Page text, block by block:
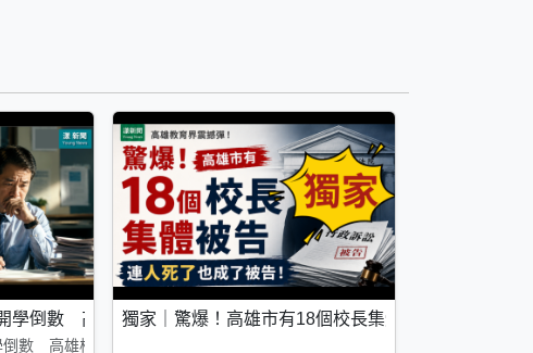
職李雅文槓上教產公開宣戰
雅文紅眼哽咽：我們不出來，誰出來？
學倒數 高雄校園八招仍嘆「找無人」
數 高雄校園八招仍嘆「找無人」
獨家｜驚爆！高雄市有18個校長集體被告 連人死了